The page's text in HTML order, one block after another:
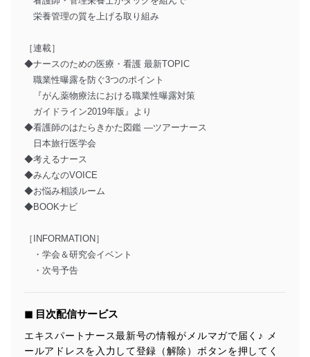
栄養管理の質を上げる取り組み
［連載］
◆ナースのための医療・看護 最新TOPIC
職業性曝露を防ぐ3つのポイント
『がん薬物療法における職業性曝露対策
ガイドライン2019年版』より
◆看護師のはたらきかた図鑑 ―ツアーナース
日本旅行医学会
◆考えるナース
◆みんなのVOICE
◆お悩み相談ルーム
◆BOOKナビ
［INFORMATION］
・学会＆研究会イベント
・次号予告
◼︎ 目次配信サービス
エキスパートナース最新号の情報がメルマガで届く♪ メ
ールアドレスを入力して登録（解除）ボタンを押してく